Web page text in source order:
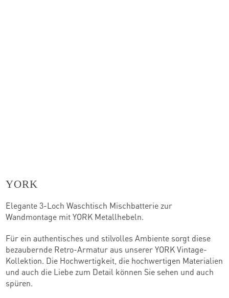
YORK
Elegante 3-Loch Waschtisch Mischbatterie zur
Wandmontage mit YORK Metallhebeln.
Für ein authentisches und stilvolles Ambiente sorgt diese
bezaubernde Retro-Armatur aus unserer YORK Vintage-
Kollektion. Die Hochwertigkeit, die hochwertigen Materialien
und auch die Liebe zum Detail können Sie sehen und auch
spüren.